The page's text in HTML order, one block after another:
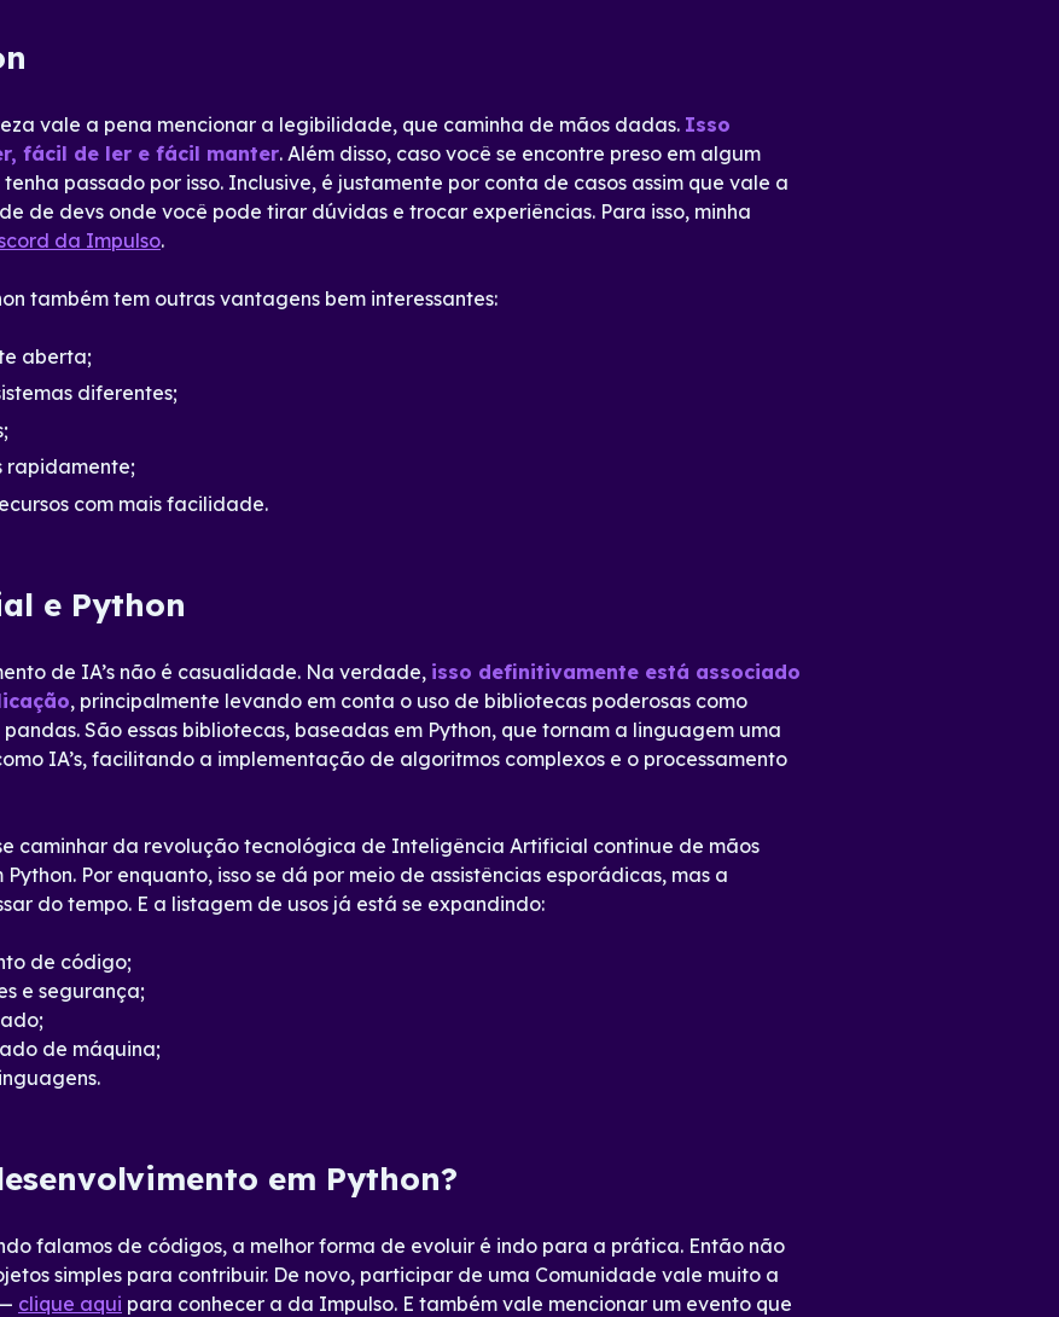
vale a pena mencionar a legibilidade, que caminha de mãos dadas. Isso
fácil de ler e fácil manter. Além disso, caso você se encontre preso em algum
passado por isso. Inclusive, é justamente por conta de casos assim que vale a
de devs onde você pode tirar dúvidas e trocar experiências. Para isso, minha
da Impulso.
também tem outras vantagens bem interessantes:
aberta;
diferentes;
rapidamente;
com mais facilidade.
e Python
de IA’s não é casualidade. Na verdade, isso definitivamente está associado
, principalmente levando em conta o uso de bibliotecas poderosas como
pandas. São essas bibliotecas, baseadas em Python, que tornam a linguagem uma
IA’s, facilitando a implementação de algoritmos complexos e o processamento
caminhar da revolução tecnológica de Inteligência Artificial continue de mãos
Por enquanto, isso se dá por meio de assistências esporádicas, mas a
do tempo. E a listagem de usos já está se expandindo:
de código;
e segurança;
de máquina;
em Python?
falamos de códigos, a melhor forma de evoluir é indo para a prática. Então não
simples para contribuir. De novo, participar de uma Comunidade vale muito a
clique aqui para conhecer a da Impulso. E também vale mencionar um evento que